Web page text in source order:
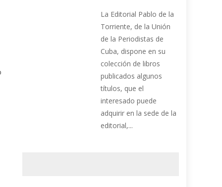
La Editorial Pablo de la
Torriente, de la Unión
de la Periodistas de
Cuba, dispone en su
colección de libros
publicados algunos
títulos, que el
interesado puede
adquirir en la sede de la
editorial,...